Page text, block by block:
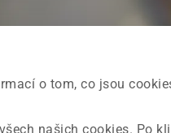
o tom, co jsou
našich cookies. Po